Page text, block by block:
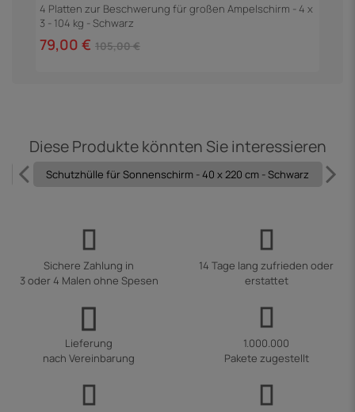
4 Platten zur Beschwerung für großen Ampelschirm - 4 x
3 - 104 kg - Schwarz
79,00 € 105,00 €
Diese Produkte könnten Sie interessieren
Schutzhülle für Sonnenschirm - 40 x 220 cm - Schwarz
Sichere Zahlung in
3 oder 4 Malen ohne Spesen
14 Tage lang zufrieden oder
erstattet
Lieferung
nach Vereinbarung
1.000.000
Pakete zugestellt